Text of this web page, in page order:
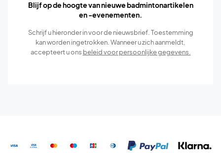
Blijf op de hoogte van nieuwe badmintonartikelen
en -evenementen.
Schrijf u hieronder in voor de nieuwsbrief. Toestemming
kan worden ingetrokken. Wanneer u zich aanmeldt,
accepteert u ons beleid voor persoonlijke gegevens.